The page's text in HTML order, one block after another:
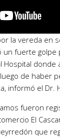
la vereda en
un fuerte
Hospital
de haber
informó el Dr.
fueron
El
que